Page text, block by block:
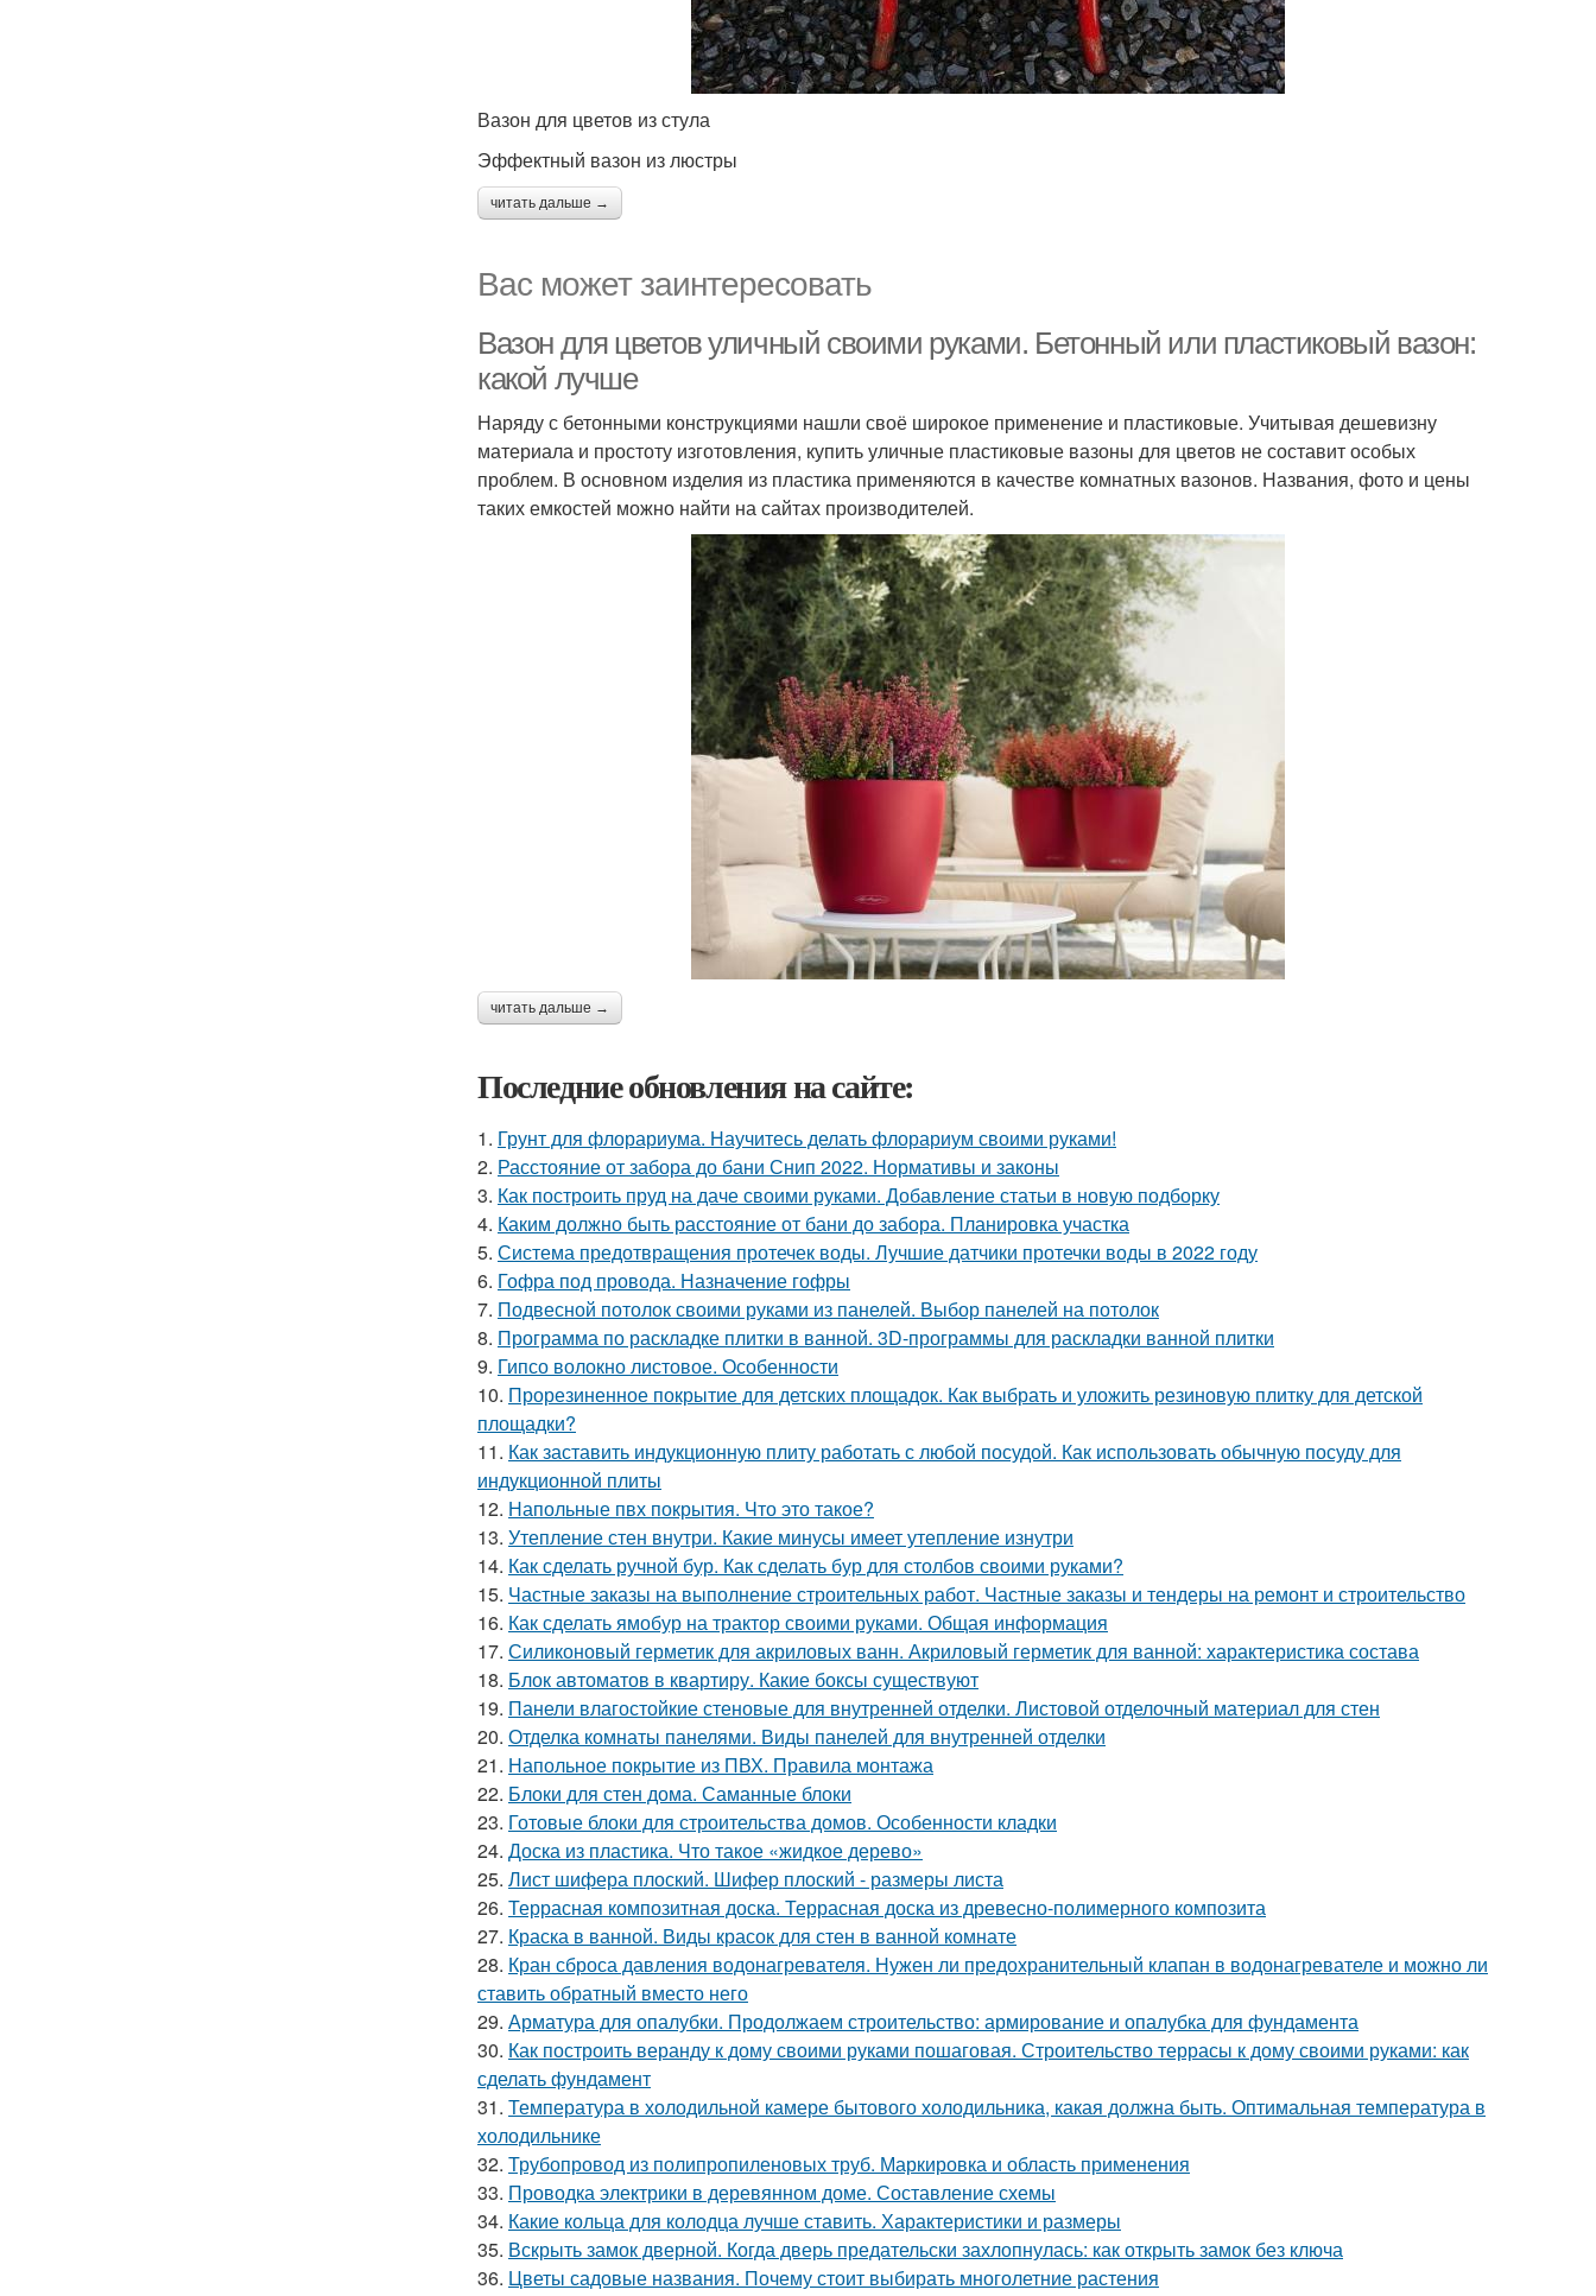
Вазон для цветов из стула
Эффектный вазон из люстры
читать дальше →
Вас может заинтересовать
Вазон для цветов уличный своими руками. Бетонный или пластиковый вазон:
какой лучше
Наряду с бетонными конструкциями нашли своё широкое применение и пластиковые. Учитывая дешевизну
материала и простоту изготовления, купить уличные пластиковые вазоны для цветов не составит особых
проблем. В основном изделия из пластика применяются в качестве комнатных вазонов. Названия, фото и цены
таких емкостей можно найти на сайтах производителей.
читать дальше →
Последние обновления на сайте:
1. Грунт для флорариума. Научитесь делать флорариум своими руками!
2. Расстояние от забора до бани Снип 2022. Нормативы и законы
3. Как построить пруд на даче своими руками. Добавление статьи в новую подборку
4. Каким должно быть расстояние от бани до забора. Планировка участка
5. Система предотвращения протечек воды. Лучшие датчики протечки воды в 2022 году
6. Гофра под провода. Назначение гофры
7. Подвесной потолок своими руками из панелей. Выбор панелей на потолок
8. Программа по раскладке плитки в ванной. 3D-программы для раскладки ванной плитки
9. Гипсо волокно листовое. Особенности
10. Прорезиненное покрытие для детских площадок. Как выбрать и уложить резиновую плитку для детской
площадки?
11. Как заставить индукционную плиту работать с любой посудой. Как использовать обычную посуду для
индукционной плиты
12. Напольные пвх покрытия. Что это такое?
13. Утепление стен внутри. Какие минусы имеет утепление изнутри
14. Как сделать ручной бур. Как сделать бур для столбов своими руками?
15. Частные заказы на выполнение строительных работ. Частные заказы и тендеры на ремонт и строительство
16. Как сделать ямобур на трактор своими руками. Общая информация
17. Силиконовый герметик для акриловых ванн. Акриловый герметик для ванной: характеристика состава
18. Блок автоматов в квартиру. Какие боксы существуют
19. Панели влагостойкие стеновые для внутренней отделки. Листовой отделочный материал для стен
20. Отделка комнаты панелями. Виды панелей для внутренней отделки
21. Напольное покрытие из ПВХ. Правила монтажа
22. Блоки для стен дома. Саманные блоки
23. Готовые блоки для строительства домов. Особенности кладки
24. Доска из пластика. Что такое «жидкое дерево»
25. Лист шифера плоский. Шифер плоский - размеры листа
26. Террасная композитная доска. Террасная доска из древесно-полимерного композита
27. Краска в ванной. Виды красок для стен в ванной комнате
28. Кран сброса давления водонагревателя. Нужен ли предохранительный клапан в водонагревателе и можно ли
ставить обратный вместо него
29. Арматура для опалубки. Продолжаем строительство: армирование и опалубка для фундамента
30. Как построить веранду к дому своими руками пошаговая. Строительство террасы к дому своими руками: как
сделать фундамент
31. Температура в холодильной камере бытового холодильника, какая должна быть. Оптимальная температура в
холодильнике
32. Трубопровод из полипропиленовых труб. Маркировка и область применения
33. Проводка электрики в деревянном доме. Составление схемы
34. Какие кольца для колодца лучше ставить. Характеристики и размеры
35. Вскрыть замок дверной. Когда дверь предательски захлопнулась: как открыть замок без ключа
36. Цветы садовые названия. Почему стоит выбирать многолетние растения